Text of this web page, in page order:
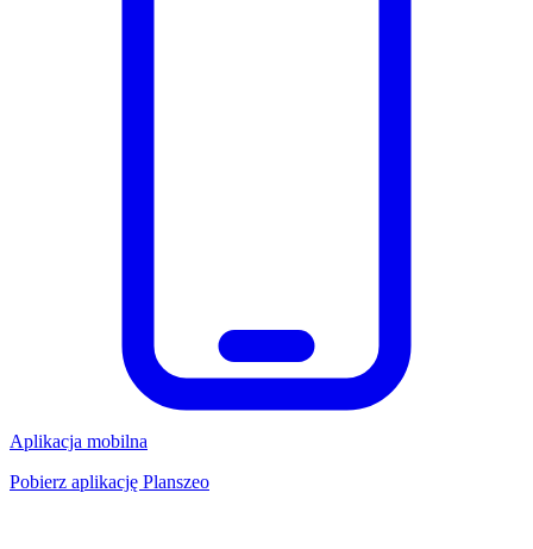
Aplikacja mobilna
Pobierz aplikację Planszeo